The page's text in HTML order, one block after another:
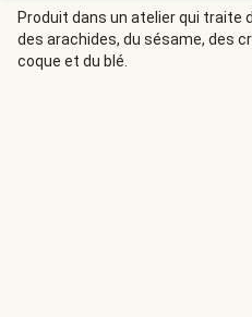
Produit dans un atelier qui traite
des arachides, du sésame, des
coque et du blé.